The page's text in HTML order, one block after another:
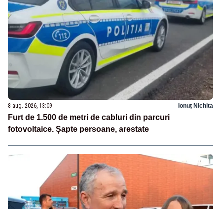
8 aug. 2026, 13:09 Ionuț Nichita
Furt de 1.500 de metri de cabluri din parcuri
fotovoltaice. Șapte persoane, arestate